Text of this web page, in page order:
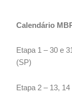
Calendário
Etapa 1 – 30 e
(SP)
Etapa 2 – 13,